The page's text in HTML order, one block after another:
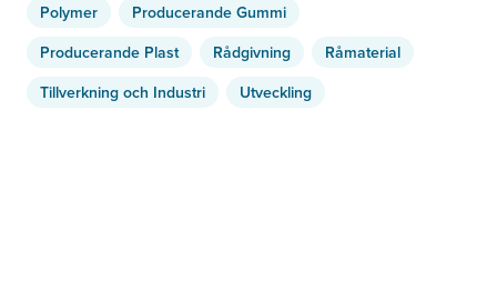
Polymer
Producerande Gummi
Producerande Plast
Rådgivning
Råmaterial
Tillverkning och Industri
Utveckling